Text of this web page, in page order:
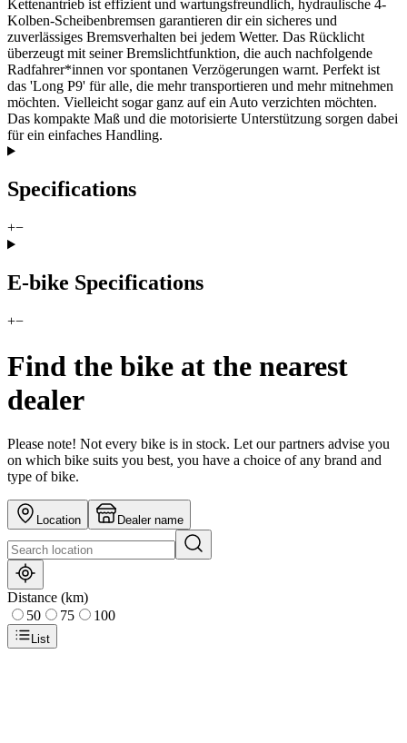
Kettenantrieb ist effizient und wartungsfreundlich, hydraulische 4-
Kolben-Scheibenbremsen garantieren dir ein sicheres und
zuverlässiges Bremsverhalten bei jedem Wetter. Das Rücklicht
überzeugt mit seiner Bremslichtfunktion, die auch nachfolgende
Radfahrer*innen vor spontanen Verzögerungen warnt. Perfekt ist
das 'Long P9' für alle, die mehr transportieren und mehr mitnehmen
möchten. Vielleicht sogar ganz auf ein Auto verzichten möchten.
Das kompakte Maß und die motorisierte Unterstützung sorgen dabei
für ein einfaches Handling.
Specifications
+−
E-bike Specifications
+−
Find the bike at the nearest
dealer
Please note! Not every bike is in stock. Let our partners advise you
on which bike suits you best, you have a choice of any brand and
type of bike.
Location Dealer name
Distance (km)
50
75 100
List